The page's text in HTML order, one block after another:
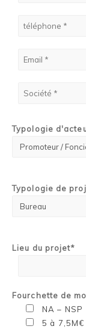
Typologie
Typologie de
Lieu du projet*
Fourchette de
NA – NSP
5 à 7,5M€